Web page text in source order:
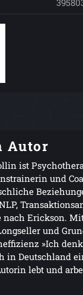
Autor
ist
und
nach Erickson.
und
»Ich
in Deutschland
lebt und